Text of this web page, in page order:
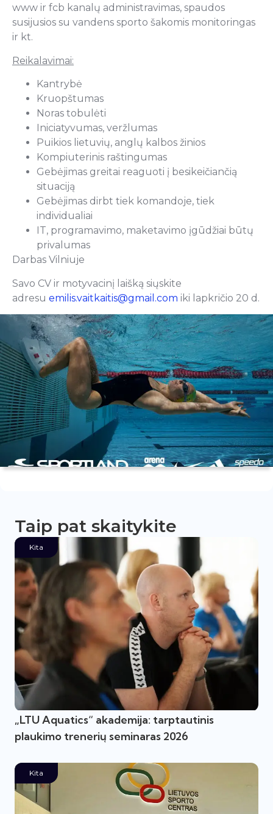
www ir fcb kanalų administravimas, spaudos
susijusios su vandens sporto šakomis monitoringas
ir kt.
Reikalavimai:
Kantrybė
Kruopštumas
Noras tobulėti
Iniciatyvumas, veržlumas
Puikios lietuvių, anglų kalbos žinios
Kompiuterinis raštingumas
Gebėjimas greitai reaguoti į besikeičiančią
situaciją
Gebėjimas dirbt tiek komandoje, tiek
individualiai
IT, programavimo, maketavimo įgūdžiai būtų
privalumas
Darbas Vilniuje
Savo CV ir motyvacinį laišką siųskite
adresu emilis.vaitkaitis@gmail.com iki lapkričio 20 d.
Taip pat skaitykite
Kita
„LTU Aquatics“ akademija: tarptautinis
plaukimo trenerių seminaras 2026
Kita